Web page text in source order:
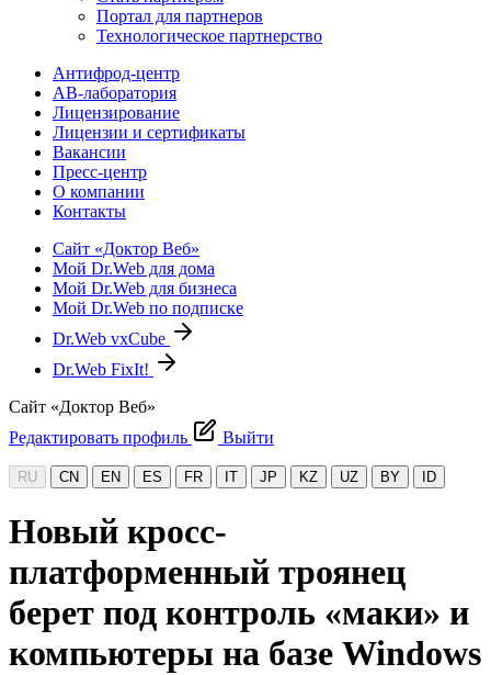
Портал для партнеров
Технологическое партнерство
Антифрод-центр
АВ-лаборатория
Лицензирование
Лицензии и сертификаты
Вакансии
Пресс-центр
О компании
Контакты
Сайт «Доктор Веб»
Мой Dr.Web для дома
Мой Dr.Web для бизнеса
Мой Dr.Web по подписке
Dr.Web vxCube
Dr.Web FixIt!
Сайт «Доктор Веб»
Редактировать профиль
Выйти
RU CN EN ES FR IT JP KZ UZ BY ID
Новый кросс-
платформенный троянец
берет под контроль «маки» и
компьютеры на базе Windows